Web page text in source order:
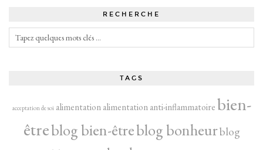
RECHERCHE
TAGS
acceptation de soi alimentation alimentation anti-inflammatoirebien-
êtreblog bien-êtreblog bonheurblog